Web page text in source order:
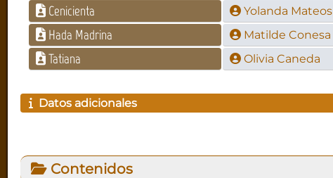
Cenicienta Yolanda Mateos
Hada Madrina Matilde Conesa
Tatiana Olivia Caneda
Datos adicionales
Contenidos